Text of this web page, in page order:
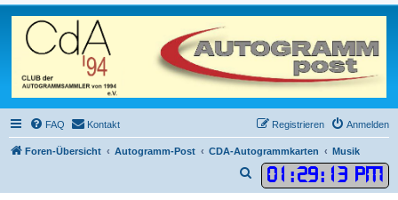
FAQ Kontakt Anmelden
Registrieren
Foren-Übersicht Autogramm-Post CDA-Autogrammkarten Musik
01 :29: 13 PM
u